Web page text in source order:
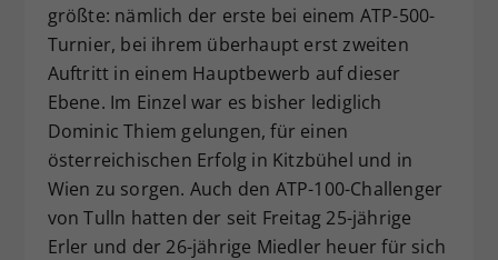
größte: nämlich der erste bei einem ATP-500-
Turnier, bei ihrem überhaupt erst zweiten
Auftritt in einem Hauptbewerb auf dieser
Ebene. Im Einzel war es bisher lediglich
Dominic Thiem gelungen, für einen
österreichischen Erfolg in Kitzbühel und in
Wien zu sorgen. Auch den ATP-100-Challenger
von Tulln hatten der seit Freitag 25-jährige
Erler und der 26-jährige Miedler heuer für sich